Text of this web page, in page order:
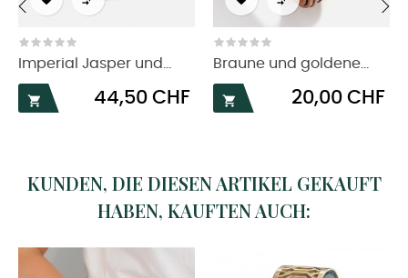
Imperial Jasper und...

Preis
44,50 CHF
Braune und goldene...

Preis
20,00 CHF
‹
KUNDEN, DIE DIESEN ARTIKEL GEKAUFT
HABEN, KAUFTEN AUCH: